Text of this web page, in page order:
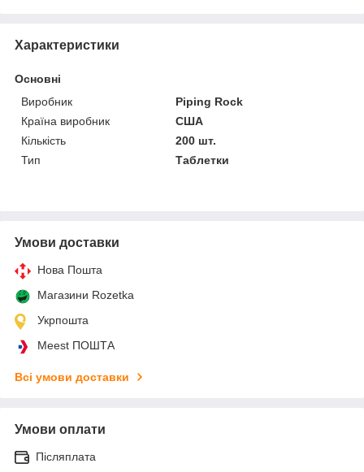
Характеристики
Основні
Виробник
Piping Rock
Країна виробник
США
Кількість
200 шт.
Тип
Таблетки
Умови доставки
Нова Пошта
Магазини Rozetka
Укрпошта
Meest ПОШТА
Всі умови доставки
Умови оплати
Післяплата